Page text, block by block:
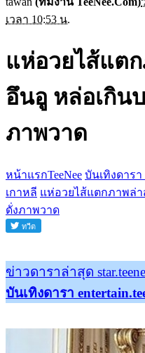
เวลา 10:53 น.
แห่อวยไส้แต
อึนอู หล่อเกิน
ภาพวาด
หน้าแรกTeeNee บันเทิงดาร
เกาหลี แห่อวยไส้แตกภาพล่
ดั่งภาพวาด
ข่าวดาราล่าสุด
บันเทิงดารา